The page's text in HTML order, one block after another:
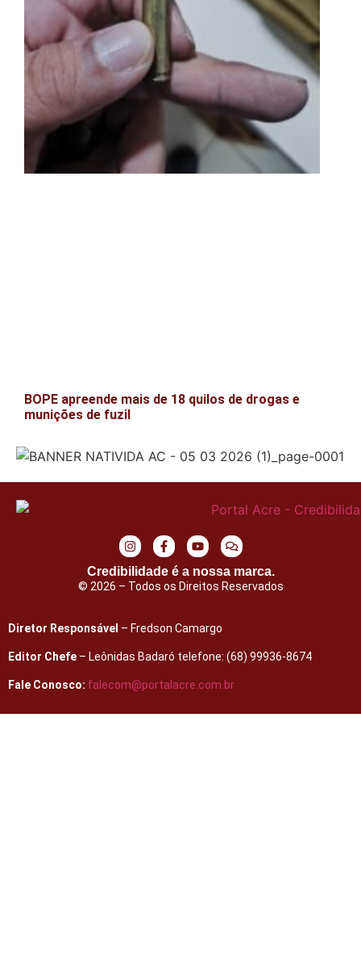
BOPE apreende mais de 18 quilos de drogas e
munições de fuzil
Credibilidade é a nossa marca.
© 2026 – Todos os Direitos Reservados
Diretor Responsável – Fredson Camargo
Editor Chefe – Leônidas Badaró telefone: (68) 99936-8674
Fale Conosco: falecom@portalacre.com.br